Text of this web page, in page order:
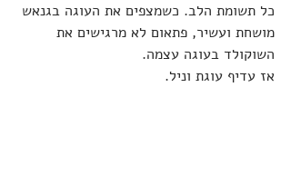
כל תשומת הלב. כשמצפים את העוגה בגנאש
מושחת ועשיר, פתאום לא מרגישים את
השוקולד בעוגה עצמה.
אז עדיף עוגת וניל.